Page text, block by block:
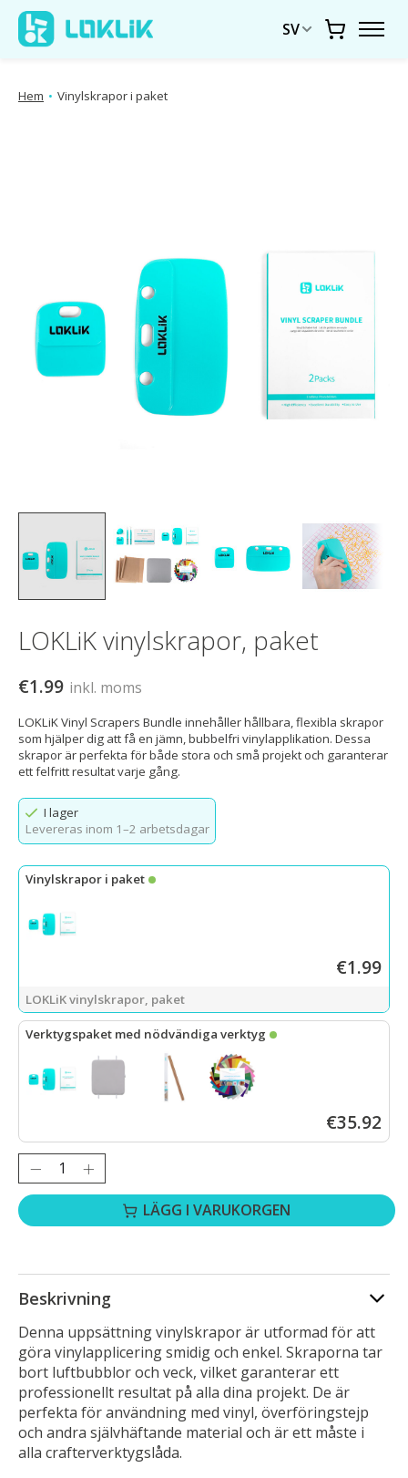
SV Vagn
Hem • Vinylskrapor i paket
LOKLiK vinylskrapor, paket
€1.99 inkl. moms
LOKLiK Vinyl Scrapers Bundle innehåller hållbara, flexibla skrapor
som hjälper dig att få en jämn, bubbelfri vinylapplikation. Dessa
skrapor är perfekta för både stora och små projekt och garanterar
ett felfritt resultat varje gång.
I lager
Levereras inom 1–2 arbetsdagar
Vinylskrapor i paket
€1.99
LOKLiK vinylskrapor, paket
Verktygspaket med nödvändiga verktyg
€35.92
LOKLiK vinylskrapor värmepressmatta 38,1 x 38,1 cm
LÄGG I VARUKORGEN
Beskrivning
Denna uppsättning vinylskrapor är utformad för att
göra vinylapplicering smidig och enkel. Skraporna tar
bort luftbubblor och veck, vilket garanterar ett
professionellt resultat på alla dina projekt. De är
perfekta för användning med vinyl, överföringstejp
och andra självhäftande material och är ett måste i
alla crafterverktygslåda.